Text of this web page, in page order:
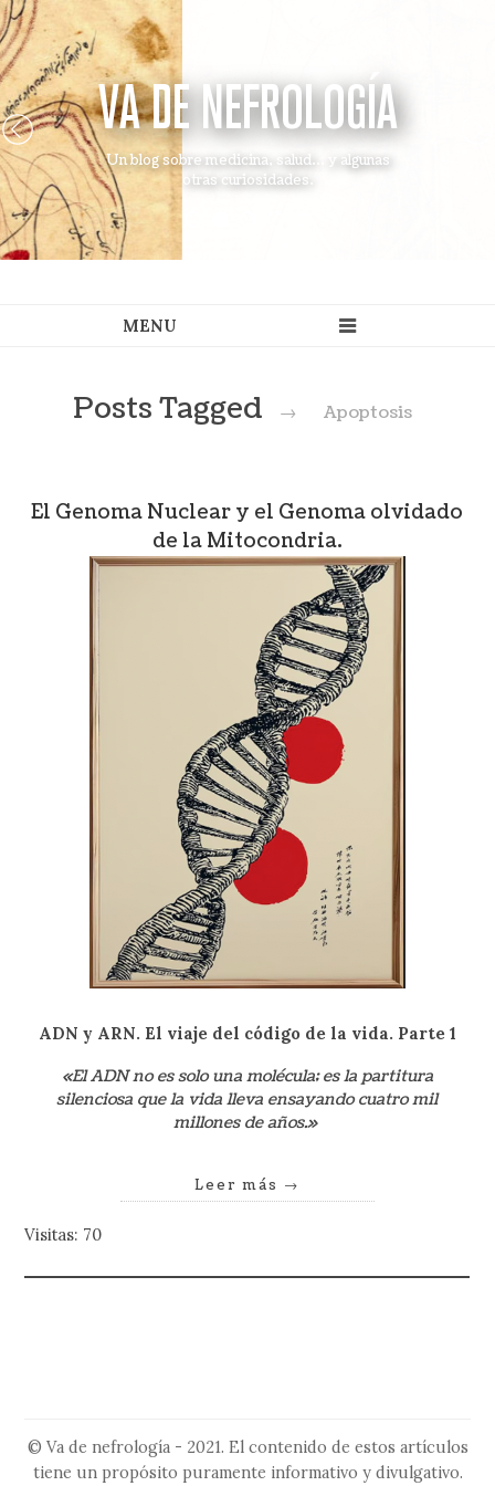
VA DE NEFROLOGÍA
Un blog sobre medicina, salud... y algunas
otras curiosidades.
Posts Tagged → Apoptosis
El Genoma Nuclear y el Genoma olvidado
de la Mitocondria.
ADN y ARN. El viaje del código de la vida. Parte 1
«El ADN no es solo una molécula; es la partitura
silenciosa que la vida lleva ensayando cuatro mil
millones de años.»
Leer más →
Visitas: 70
© Va de nefrología - 2021. El contenido de estos artículos
tiene un propósito puramente informativo y divulgativo.